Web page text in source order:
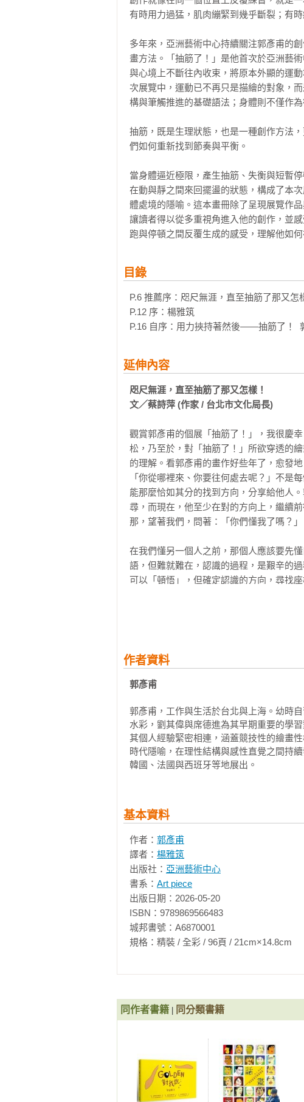
有時用力過猛，肌肉繃緊到幾乎斷裂；有
多年來，亞洲藝術中心持續關注郭彥甫的
畫方法。「抽筋了！」是他首次於亞洲藝
與心境上不斷往內收束，將原本外顯的運
次展覽中，運動已不再只是描繪的對象，
構與筆觸推進的基礎語法；身體則不僅作
抽筋，既是生理狀態，也是一種創作方法
們如何重新找到節奏與平衡。
當身體逼近極限，產生抽筋、失衡與短暫
在動與靜之間來回擺盪的狀態，構成了本
體處境的隱喻。這本畫冊除了呈現展覽作
讓讀者得以從多重視角進入他的創作，並
跑與停頓之間反覆生成的感受，理解他如
目錄
P.6 推薦序：咫尺無涯，直至抽筋了那又怎
P.12 序：楊雅筑
P.16 自序：用力挾持著然後——抽筋了！
延伸內容
咫尺無涯，直至抽筋了那又怎樣！
文／蔡詩萍 (作家 / 台北市文化局長)
觀賞郭彥甫的個展「抽筋了！」，我很慶
松，乃至於，對「抽筋了！」所欲穿透的
的理解。看郭彥甫的畫作好些年了，愈發
「你從哪裡來、你要往何處去呢？」不是
能那麼恰如其分的找到方向，分享給他人
尋，而現在，他至少在對的方向上，繼續
那，望著我們，問著：「你們懂我了嗎？」
在我們懂另一個人之前，那個人應該要先
語，但難就難在，認識的過程，是艱辛的
可以「頓悟」，但確定認識的方向，尋找
生何嘗不是！認識「藝術家郭彥甫」，要
「藝術不只是技法，而是生命的延伸。」
畫作的一道指引。雖然，他的技法也一直
必須。每一位藝術家，若有階段或層次上
一旦提到藝術家的藝術生命，就很難不全
持人，到專業作畫，這一段段生命的歷程
作中，出現了！演員的角色扮演、主持人
佇足的痕跡。對一位藝術家而言，郭彥甫
一定長久以來便有著蠢蠢欲動的不安，俊
每個人，都有幾種可能的種子，隱隱在自
有機會去發掘，你有沒有自覺要去發掘。
我們能選擇、能遇上的；後一句呢，則可
你要不要挺下去！
我曾跟彥甫聊過天，他提過年少習畫，後
他的深層印象。「我想這是召喚吧！」也
把自己的際遇，把自己的日常，用畫筆刻
作，那是藝術家從靜物寫生以來，就擅長
郭彥甫運用了或寫實，或半抽象的技巧，
主題很清楚了，但呈現的方式呢？是拘泥
要不斷的嘗試了。彥甫有段文字：
作者資料
郭彥甫
郭彥甫，工作與生活於台北與上海。幼時
水彩，劉其偉與席德進為其早期重要的學
其個人經驗緊密相連，涵蓋競技性的繪畫
時代隱喻，在理性結構與感性直覺之間持
韓國、法國與西班牙等地展出。
基本資料
作者： 郭彥甫
譯者： 楊雅筑
出版社： 亞洲藝術中心
書系： Art piece
出版日期：2026-05-20
ISBN：9789869566483
城邦書號：A6870001
規格：精裝 / 全彩 / 96頁 /
同作者書籍 同分類書籍